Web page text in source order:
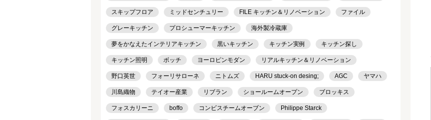
スキップフロア ミッドセンチュリー FILE キッチン＆リノベーション ファイル
グレーキッチン プロシューマーキッチン 海外製冷蔵庫
夢をかなえたインテリアキッチン 黒いキッチン キッチン実例 キッチン探し
キッチン照明 ボッチ ヨーロピンモダン リアルキッチン＆リノベーション
野口英世 フォーリサローネ ニトムズ HARU stuck-on desing; AGC ヤマハ
川島織物 テイオー産業 リブラン ショールームオープン ブロッキス
フォスカリーニ boffo コンビスチームオーブン Philippe Starck